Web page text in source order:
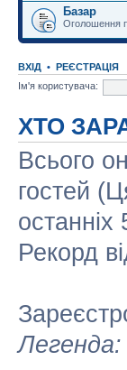
Базар
Оголошення
ВХІД • РЕЄСТРАЦІЯ
Ім'я користувача:
ХТО
Всього
гостей
Рекорд